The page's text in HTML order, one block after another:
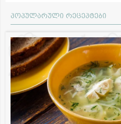
პოპულარული რეცეპტები